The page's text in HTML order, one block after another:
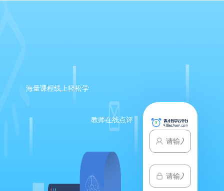
海量课程线上轻松学
教师在线点评